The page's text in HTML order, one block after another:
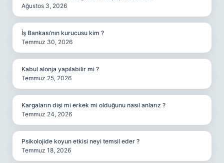
Ağustos 3, 2026
İş Bankası’nın kurucusu kim ?
Temmuz 30, 2026
Kabul alonja yapılabilir mi ?
Temmuz 25, 2026
Kargaların dişi mi erkek mi olduğunu nasıl anlarız ?
Temmuz 24, 2026
Psikolojide koyun etkisi neyi temsil eder ?
Temmuz 18, 2026